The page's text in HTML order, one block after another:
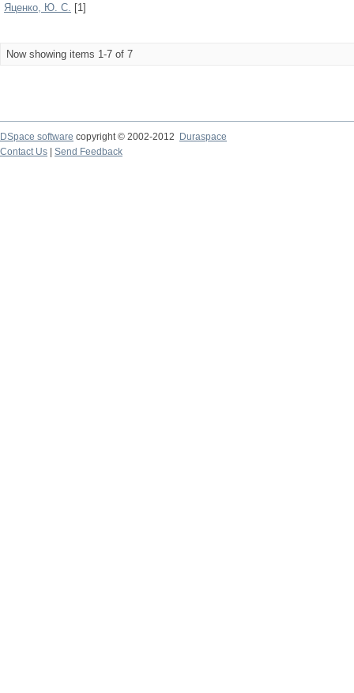
Яценко, Ю. С. [1]
Now showing items 1-7 of 7
DSpace software copyright © 2002-2012
Duraspace
Contact Us
Send Feedback